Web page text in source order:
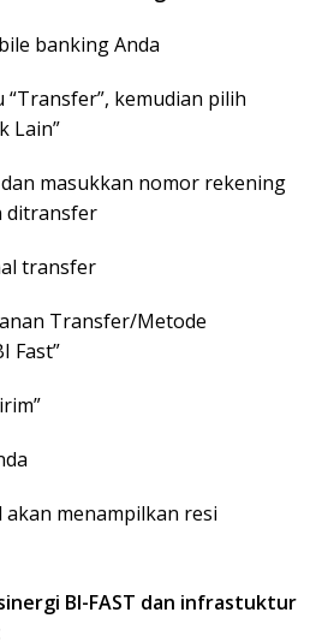
banking Anda
kemudian pilih
Lain”
masukkan nomor rekening
ditransfer
transfer
Transfer/Metode
Fast”
menampilkan resi
BI-FAST dan infrastuktur